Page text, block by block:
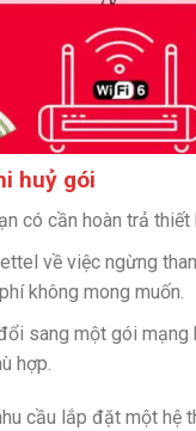
huỷ gói
có cần hoàn trả thiết
về việc ngừng
không mong muốn.
sang một gói mạng
hợp.
cầu lắp đặt một hệ